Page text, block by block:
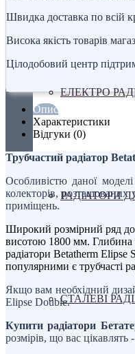
ЕЛЕКТРО
РАДІАТОРИ
СТАЛЕВІ
Швидка доставка по всій
Висока якість товарів
Цілодобовий центр
Опис
Характеристики
Відгуки (0)
Трубчастий радіатор
Особливістю даної
колекторів, розташованих
приміщень.
Широкий розмірний ряд
висотою 1800 мм. Глибина
радіатори Betatherm
популярними є трубчасті
Якщо вам необхідний
Elipse Double.
Купити радіатори
розмірів, що вас